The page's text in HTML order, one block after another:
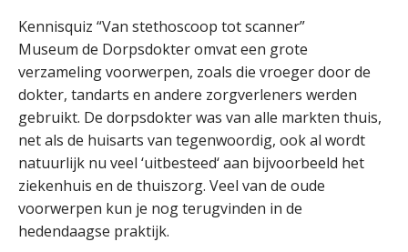
Kennisquiz “Van stethoscoop tot scanner”
Museum de Dorpsdokter omvat een grote
verzameling voorwerpen, zoals die vroeger door de
dokter, tandarts en andere zorgverleners werden
gebruikt. De dorpsdokter was van alle markten thuis,
net als de huisarts van tegenwoordig, ook al wordt
natuurlijk nu veel ‘uitbesteed‘ aan bijvoorbeeld het
ziekenhuis en de thuiszorg. Veel van de oude
voorwerpen kun je nog terugvinden in de
hedendaagse praktijk.